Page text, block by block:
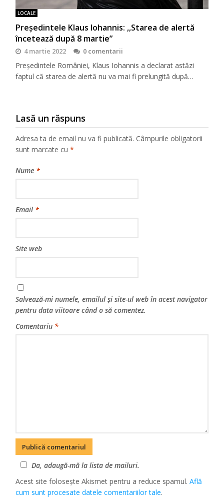
LOCALE
Președintele Klaus Iohannis: ,,Starea de alertă
încetează după 8 martie”
4 martie 2022 0 comentarii
Președintele României, Klaus Iohannis a declarat astăzi
faptul că starea de alertă nu va mai fi prelungită după…
Lasă un răspuns
Adresa ta de email nu va fi publicată. Câmpurile obligatorii
sunt marcate cu*
Nume *
Email *
Site web
Salvează-mi numele, emailul și site-ul web în acest navigator
pentru data viitoare când o să comentez.
Comentariu *
Da, adaugă-mă la lista de mailuri.
Acest site folosește Akismet pentru a reduce spamul.Află
cum sunt procesate datele comentariilor tale.